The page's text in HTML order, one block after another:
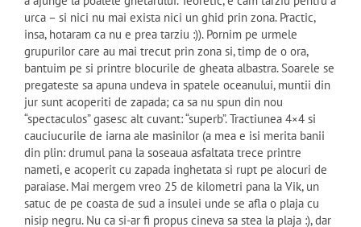
urca – si nici nu mai exista nici un ghid prin zona. Practic,
insa, hotaram ca nu e prea tarziu :)). Pornim pe urmele
grupurilor care au mai trecut prin zona si, timp de o ora,
bantuim pe si printre blocurile de gheata albastra. Soarele se
pregateste sa apuna undeva in spatele oceanului, muntii din
jur sunt acoperiti de zapada; ca sa nu spun din nou
“spectaculos” gasesc alt cuvant: “superb”. Tractiunea 4×4 si
cauciucurile de iarna ale masinilor (a mea e isi merita banii
din plin: drumul pana la soseaua asfaltata trece printre
nameti, e acoperit cu zapada inghetata si rupt pe alocuri de
paraiase. Mai mergem vreo 25 de kilometri pana la Vik, un
satuc de pe coasta de sud a insulei unde se afla o plaja cu
nisip negru. Nu ca si-ar fi propus cineva sa stea la plaja :), dar